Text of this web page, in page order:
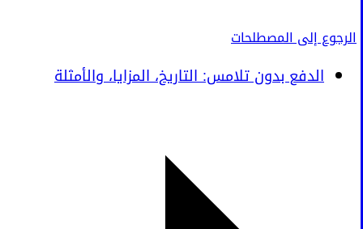
الرجوع إلى المصطلحات
الدفع بدون تلامس: التاريخ، المزايا، والأمثلة